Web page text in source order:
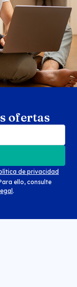
ofertas
de privacidad
ello, consulte
.